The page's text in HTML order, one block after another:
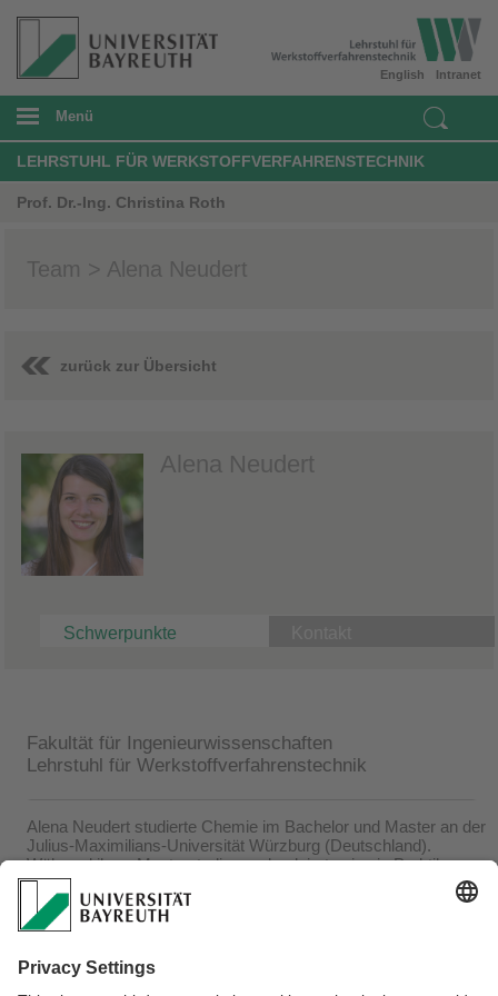
Intranet
English
Menü
LEHRSTUHL FÜR WERKSTOFFVERFAHRENSTECHNIK
Prof. Dr.-Ing. Christina Roth
Team > Alena Neudert
zurück zur Übersicht
Alena Neudert
Schwerpunkte
Fakultät für Ingenieurwissenschaften
Lehrstuhl für Werkstoffverfahrenstechnik
Alena Neudert studierte Chemie im Bachelor und Master an der
Julius-Maximilians-Universität Würzburg (Deutschland).
Während ihres Masterstudiums absolvierte sie ein Praktikum
am Weizmann Institute of Science in Rehovot (Israel), wo sie
nach Studiumsabschluss ein weiteres Jahr an einem Projekt zu
chiralen elektrochromen Materialien arbeitete.
Seit April 2024 arbeitet Alena Neudert als wissenschaftliche
Mitarbeiterin am Lehrstuhl für Werkstoffverfahrenstechnik unter